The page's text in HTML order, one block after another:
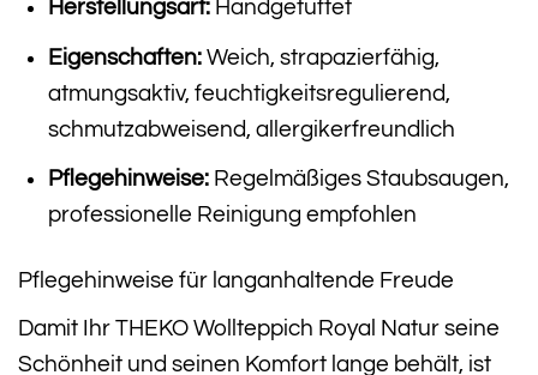
Herstellungsart:Handgetuftet
Eigenschaften:Weich, strapazierfähig,
atmungsaktiv, feuchtigkeitsregulierend,
schmutzabweisend, allergikerfreundlich
Pflegehinweise:Regelmäßiges Staubsaugen,
professionelle Reinigung empfohlen
Pflegehinweise für langanhaltende Freude
Damit Ihr THEKO Wollteppich Royal Natur seine
Schönheit und seinen Komfort lange behält, ist